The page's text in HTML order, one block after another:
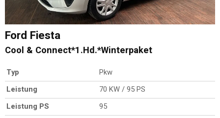
Ford Fiesta
Cool & Connect*1.Hd.*Winterpaket
Typ
Pkw
Leistung
70 KW / 95 PS
Leistung PS
95